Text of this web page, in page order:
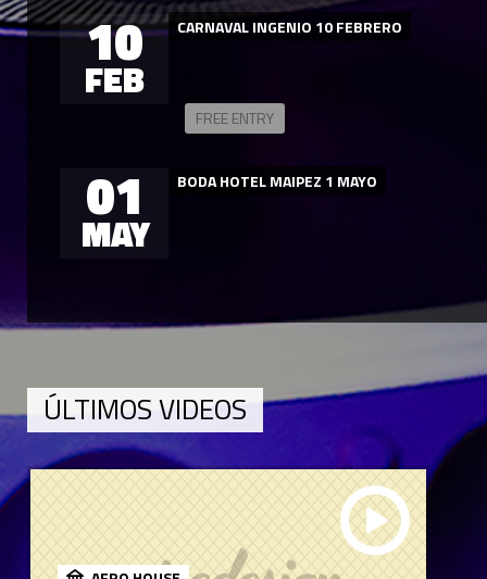
10
FEB
CARNAVAL INGENIO 10 FEBRERO
FREE ENTRY
01
MAY
BODA HOTEL MAIPEZ 1 MAYO
ÚLTIMOS VIDEOS